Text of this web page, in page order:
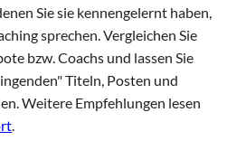
Sie sie kennengelernt haben,
sprechen. Vergleichen Sie
bzw. Coachs und lassen Sie
Titeln, Posten und
Weitere Empfehlungen lesen
.